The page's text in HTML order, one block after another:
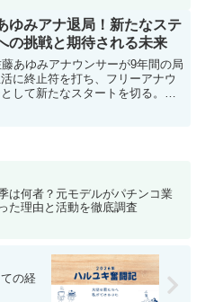
上事案を正確な情報で知りたい
です。
ゆみアナ退局！新たなステ
の挑戦と期待される未来
藤あゆみアナウンサーが9年間の局
に終止符を打ち、フリーアナウ
して新たなスタートを切る。退
は何者？元モデルがパチンコ業
た理由と活動を徹底調査
の経